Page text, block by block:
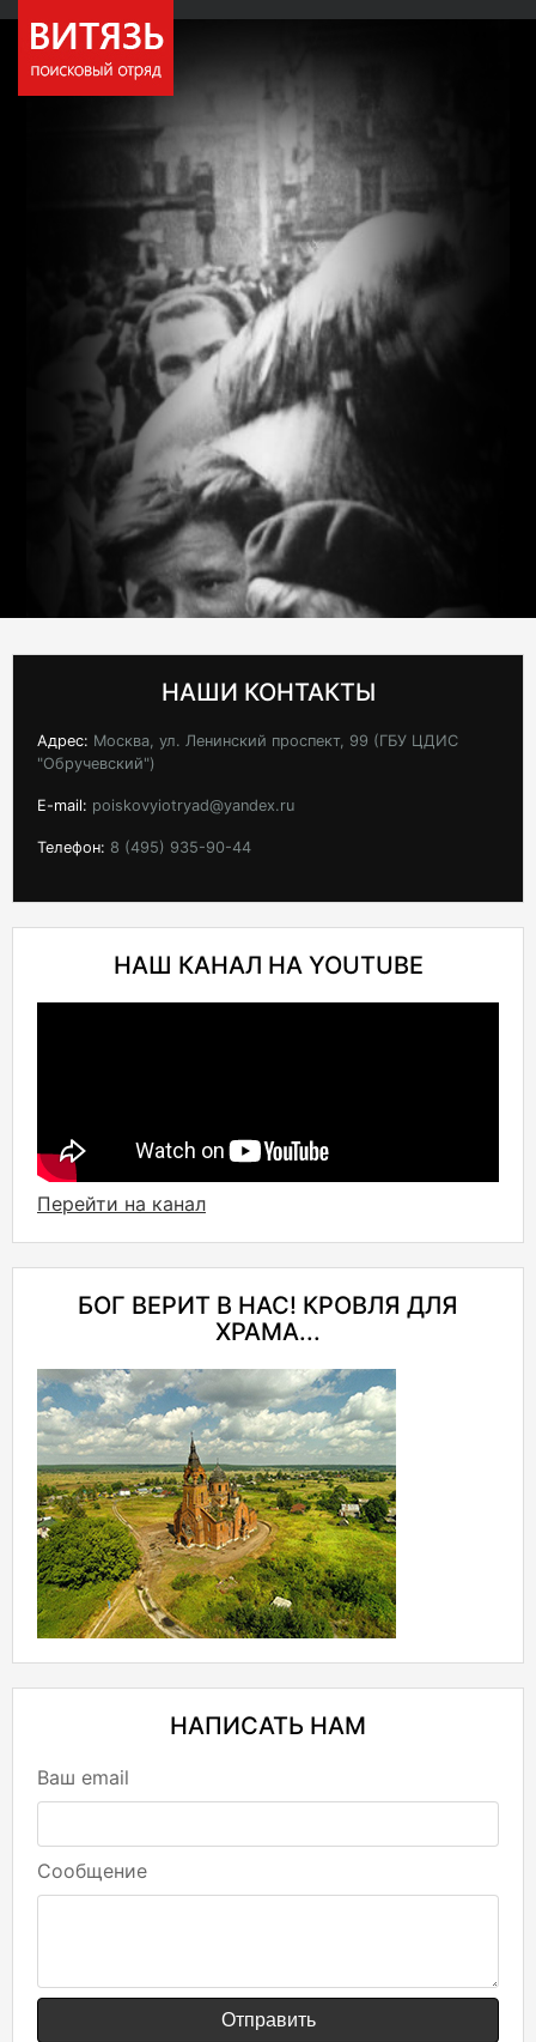
НАШИ КОНТАКТЫ
Адрес: Москва, ул. Ленинский проспект, 99 (ГБУ ЦДИС
"Обручевский")
E-mail: poiskovyiotryad@yandex.ru
Телефон: 8 (495) 935-90-44
НАШ КАНАЛ НА YOUTUBE
Перейти на канал
БОГ ВЕРИТ В НАС! КРОВЛЯ ДЛЯ
ХРАМА...
НАПИСАТЬ НАМ
Ваш email
Сообщение
Отправить